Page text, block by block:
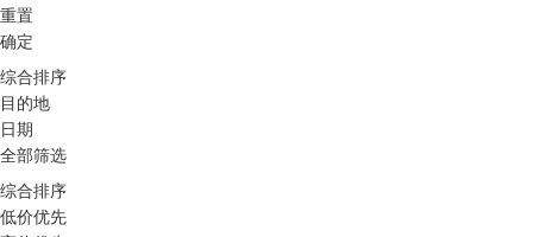
重置
确定
综合排序
目的地
日期
全部筛选
综合排序
低价优先